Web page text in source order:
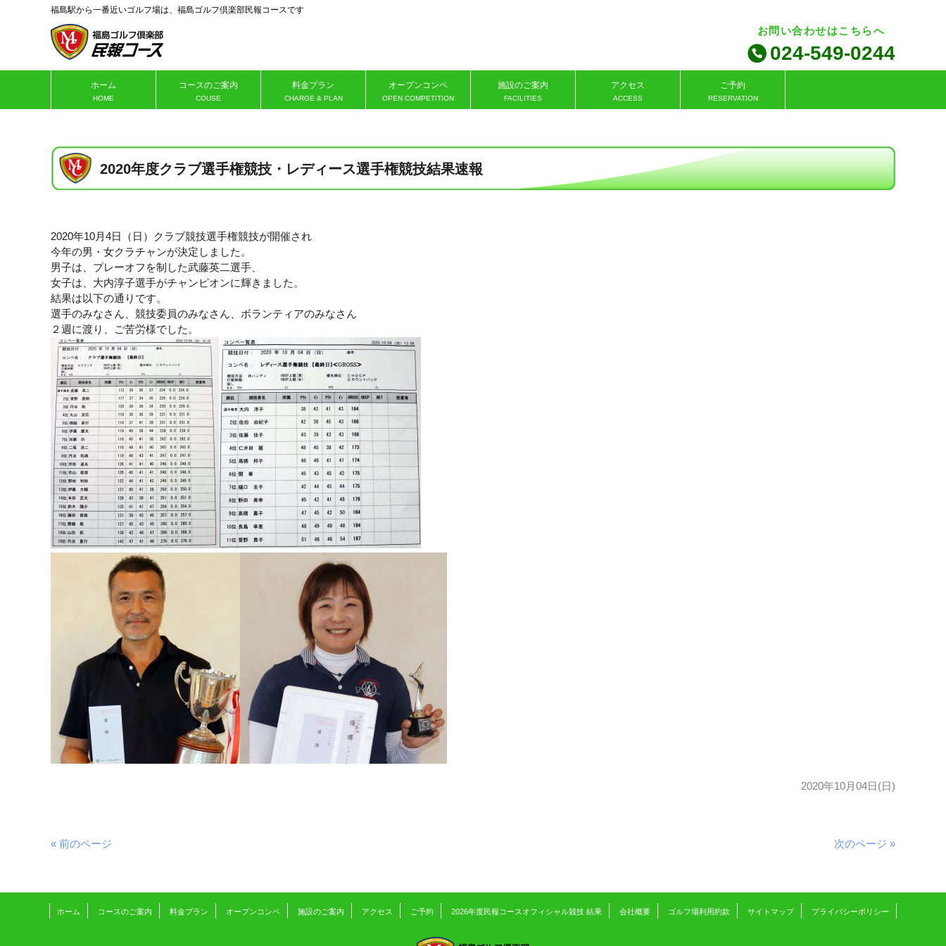
福島駅から一番近いゴルフ場は、福島ゴルフ倶楽部民報コースです
お問い合わせはこちらへ
024-549-0244
ホーム
HOME
コースのご案内
COUSE
料金プラン
CHARGE & PLAN
オープンコンペ
OPEN COMPETITION
施設のご案内
FACILITIES
アクセス
ACCESS
ご予約
RESERVATION
2020年度クラブ選手権競技・レディース選手権競技結果速報
2020年10月4日（日）クラブ競技選手権競技が開催され
今年の男・女クラチャンが決定しました。
男子は、プレーオフを制した武藤英二選手、
女子は、大内淳子選手がチャンピオンに輝きました。
結果は以下の通りです。
選手のみなさん、競技委員のみなさん、ボランティアのみなさん
２週に渡り、ご苦労様でした。
2020年10月04日(日)
« 前のページ 次のページ »
ホーム コースのご案内 料金プラン オープンコンペ 施設のご案内 アクセス ご予約 2026年度民報コースオフィシャル競技 結果 会社概要 ゴルフ場利用約款 サイトマップ プライバシーポリシー